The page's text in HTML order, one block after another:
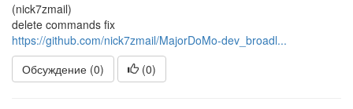
(nick7zmail)
delete commands fix
https://github.com/nick7zmail/MajorDoMo-dev_broadl...
Обсуждение (0)
(0)